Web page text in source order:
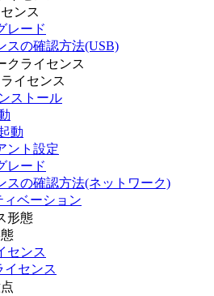
ンス
レード
スの確認方法(USB)
クライセンス
イセンス
ストール
動
ント設定
レード
スの確認方法(ネットワーク)
ベーション
形態
センス
イセンス